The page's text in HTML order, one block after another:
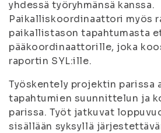
yhdessä työryhmänsä kanssa.
Paikalliskoordinaattori myös
paikallistason tapahtumasta
pääkoordinaattorille, joka
raportin SYL:ille.
Työskentely projektin parissa
tapahtumien suunnittelun ja
parissa. Työt jatkuvat
sisällään syksyllä